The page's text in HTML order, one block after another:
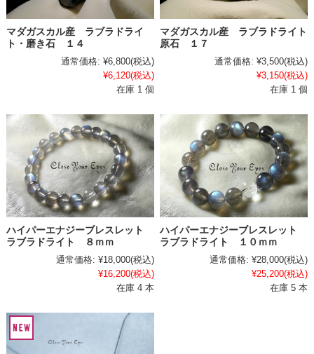
マダガスカル産 ラブラドライ
ト・磨き石 １４
通常価格: ¥6,800(税込)
¥6,120(税込)
在庫 1 個
マダガスカル産 ラブラドライト
原石 １７
通常価格: ¥3,500(税込)
¥3,150(税込)
在庫 1 個
ハイパーエナジーブレスレット
ラブラドライト ８ｍｍ
通常価格: ¥18,000(税込)
¥16,200(税込)
在庫 4 本
ハイパーエナジーブレスレット
ラブラドライト １０ｍｍ
通常価格: ¥28,000(税込)
¥25,200(税込)
在庫 5 本